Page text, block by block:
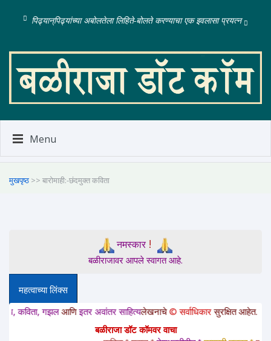
पिढ्यान्‌पिढ्यांच्या अबोलतेला लिहिते-बोलते करण्याचा एक इवलासा प्रयत्न
Menu
मुखपृष्ठ >> बारोमाही:-छंदमुक्त कविता
नमस्कार!
बळीराजावर आपले स्वागत आहे.
महत्वाच्या लिंक्स
गझलआणिइतर अवांतर साहित्यलेखनाचे© सर्वाधिकारसुरक्षित आहेत. या
बळीराजा डॉट कॉमवर वाचा